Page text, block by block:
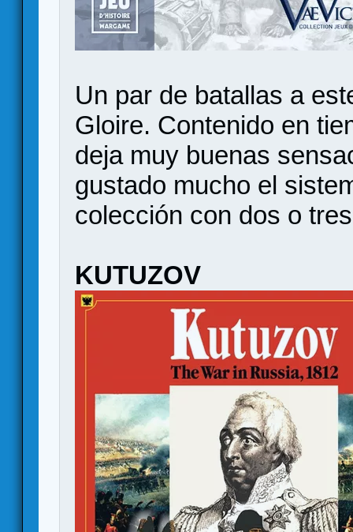
Un par de batallas a
Gloire. Contenido en
deja muy buenas
gustado mucho el
colección con dos o
KUTUZOV